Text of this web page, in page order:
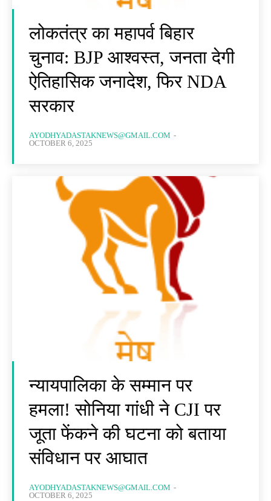
लोकतंत्र का महापर्व बिहार
चुनाव: BJP आश्वस्त, जनता देगी
ऐतिहासिक जनादेश, फिर NDA
सरकार
AYODHYADASTAKNEWS@GMAIL.COM -
OCTOBER 6, 2025
न्यायपालिका के सम्मान पर
हमला! सोनिया गांधी ने CJI पर
जूता फेंकने की घटना को बताया
संविधान पर आघात
AYODHYADASTAKNEWS@GMAIL.COM -
OCTOBER 6, 2025